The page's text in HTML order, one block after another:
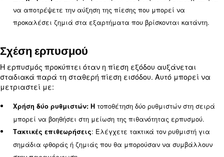
Συνήθη προβλήματα και
προβλημάτων
Παρά την αξιοπιστία τους, οι βαλβίδες ρύθμισης
μπορεί να αντιμετωπίσουν προβλήματα που
απόδοσή τους. Ακολουθούν μερικά κοινά
τρόποι αντιμετώπισής τους:
Διαρροή
Η διαρροή σε μια βαλβίδα ρύθμισης πίεσης
οδηγήσει σε σπατάλη ενέργειας και φθορά του